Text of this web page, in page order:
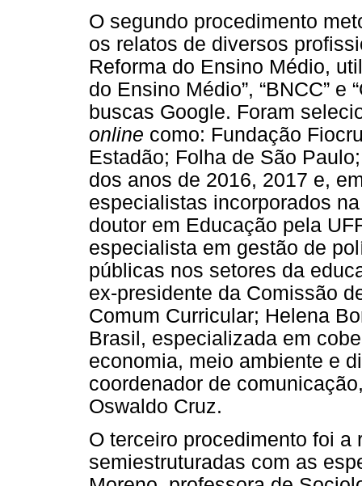
O segundo procedimento
os relatos de diversos
Reforma do Ensino Médio,
do Ensino Médio”, “BNCC”
buscas Google. Foram
online como: Fundação
Estadão; Folha de São
dos anos de 2016, 2017 e,
especialistas incorporados
doutor em Educação pela
especialista em gestão de
públicas nos setores da
ex-presidente da Comissão
Comum Curricular; Helena
Brasil, especializada em
economia, meio ambiente e
coordenador de
Oswaldo Cruz.
O terceiro procedimento foi
semiestruturadas com as